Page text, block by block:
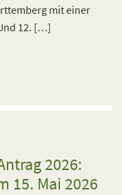
mit einer
12. […]
2026:
15. Mai 2026